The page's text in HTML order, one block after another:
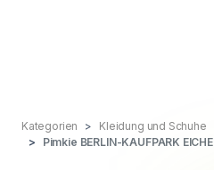
Kategorien Kleidung und Schuhe
Pimkie BERLIN-KAUFPARK EICHE